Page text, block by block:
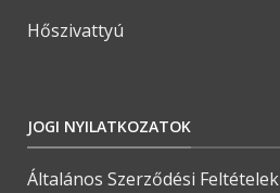
Hőszivattyú
JOGI NYILATKOZATOK
Általános Szerződési Feltételek